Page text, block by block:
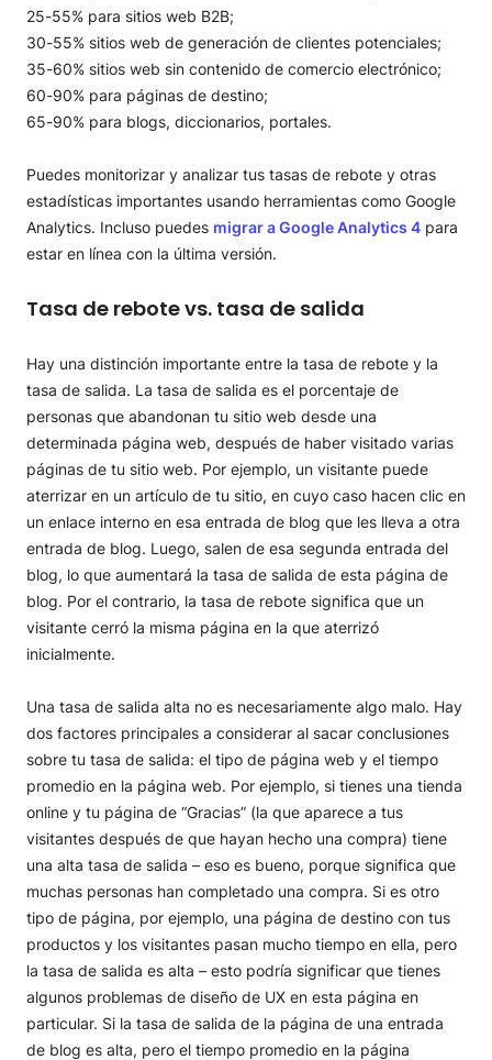
25-55% para sitios web B2B;
30-55% sitios web de generación de clientes potenciales;
35-60% sitios web sin contenido de comercio electrónico;
60-90% para páginas de destino;
65-90% para blogs, diccionarios, portales.
Puedes monitorizar y analizar tus tasas de rebote y otras
estadísticas importantes usando herramientas como Google
Analytics. Incluso puedes migrar a Google Analytics 4 para
estar en línea con la última versión.
Tasa de rebote vs. tasa de salida
Hay una distinción importante entre la tasa de rebote y la
tasa de salida. La tasa de salida es el porcentaje de
personas que abandonan tu sitio web desde una
determinada página web, después de haber visitado varias
páginas de tu sitio web. Por ejemplo, un visitante puede
aterrizar en un artículo de tu sitio, en cuyo caso hacen clic en
un enlace interno en esa entrada de blog que les lleva a otra
entrada de blog. Luego, salen de esa segunda entrada del
blog, lo que aumentará la tasa de salida de esta página de
blog. Por el contrario, la tasa de rebote significa que un
visitante cerró la misma página en la que aterrizó
inicialmente.
Una tasa de salida alta no es necesariamente algo malo. Hay
dos factores principales a considerar al sacar conclusiones
sobre tu tasa de salida: el tipo de página web y el tiempo
promedio en la página web. Por ejemplo, si tienes una tienda
online y tu página de “Gracias” (la que aparece a tus
visitantes después de que hayan hecho una compra) tiene
una alta tasa de salida – eso es bueno, porque significa que
muchas personas han completado una compra. Si es otro
tipo de página, por ejemplo, una página de destino con tus
productos y los visitantes pasan mucho tiempo en ella, pero
la tasa de salida es alta – esto podría significar que tienes
algunos problemas de diseño de UX en esta página en
particular. Si la tasa de salida de la página de una entrada
de blog es alta, pero el tiempo promedio en la página